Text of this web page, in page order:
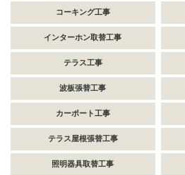
コーキング工事
インターホン取替工事
テラス工事
波板張替工事
カーポート工事
テラス屋根張替工事
照明器具取替工事